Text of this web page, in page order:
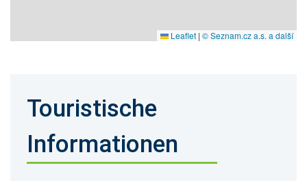
Leaflet | © Seznam.cz a.s. a další
Touristische
Informationen